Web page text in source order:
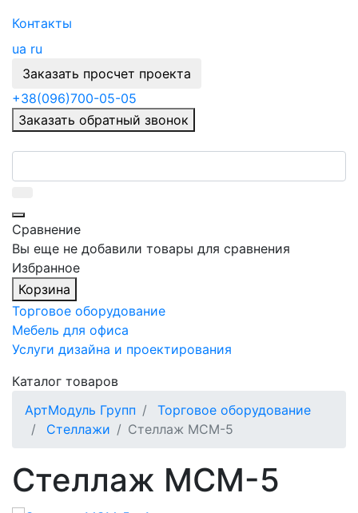
Контакты
ua ru
Заказать просчет проекта
+38(096)700-05-05
Заказать обратный звонок
Сравнение
Вы еще не добавили товары для сравнения
Избранное
Корзина
Торговое оборудование
Мебель для офиса
Услуги дизайна и проектирования
Каталог товаров
АртМодуль Групп
Торговое оборудование
Стеллажи
Стеллаж МСМ-5
Стеллаж МСМ-5